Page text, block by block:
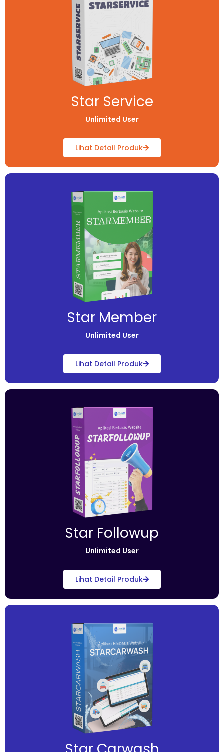
Star Service
Unlimited User
Lihat Detail Produk
Star Member
Unlimited User
Lihat Detail Produk
Star Followup
Unlimited User
Lihat Detail Produk